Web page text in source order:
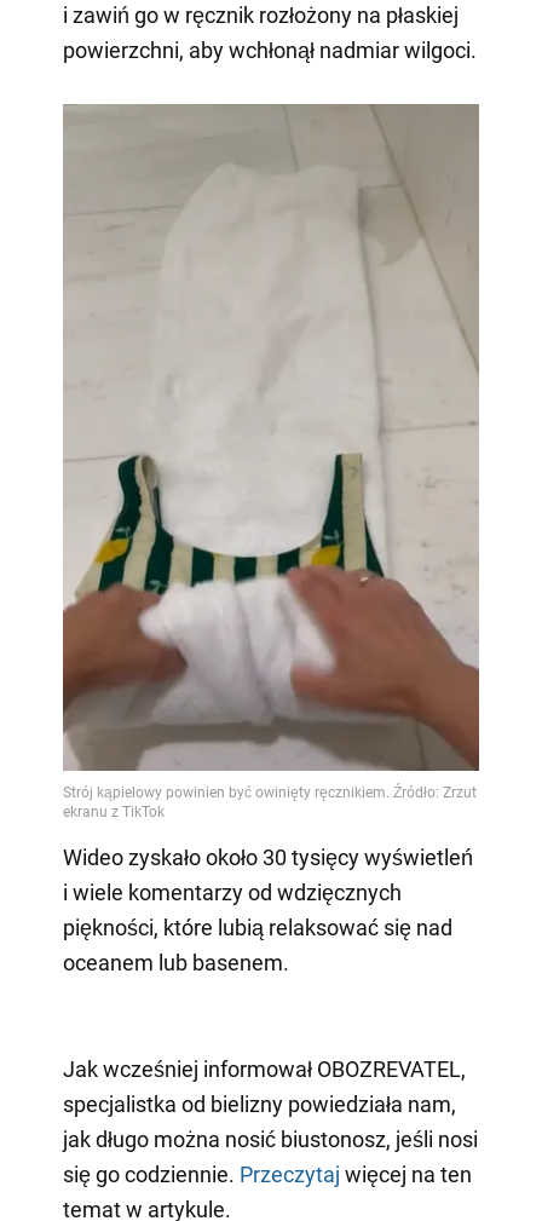
i zawiń go w ręcznik rozłożony na płaskiej
powierzchni, aby wchłonął nadmiar wilgoci.
Wideo zyskało około 30 tysięcy wyświetleń
i wiele komentarzy od wdzięcznych
piękności, które lubią relaksować się nad
oceanem lub basenem.
Jak wcześniej informował OBOZREVATEL,
specjalistka od bielizny powiedziała nam,
jak długo można nosić biustonosz, jeśli nosi
się go codziennie. Przeczytaj więcej na ten
temat w artykule.